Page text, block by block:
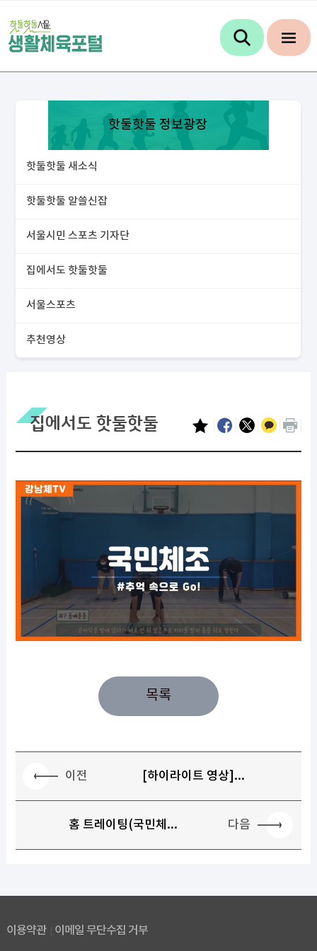
핫둘핫둘 정보광장
핫둘핫둘 새소식
핫둘핫둘 알쓸신잡
서울시민 스포츠 기자단
집에서도 핫둘핫둘
서울스포츠
추천영상
집에서도 핫둘핫둘
목록
이전 [하이라이트 영상]...
홈 트레이팅(국민체... 다음
이용약관 이메일 무단수집 거부